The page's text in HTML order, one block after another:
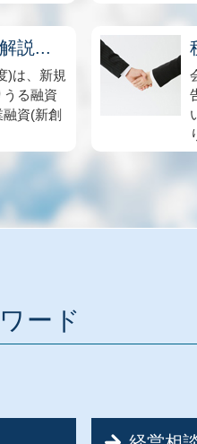
説...
)は、新規
る融資
資(新創
ード